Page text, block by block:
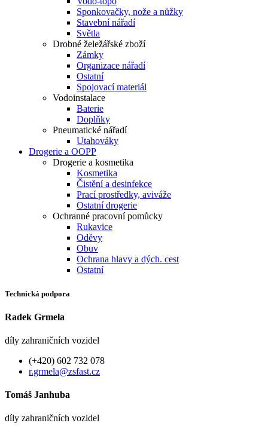
Sponkovačky, nože a nůžky
Stavební nářadí
Světla
Drobné želežářské zboží
Zámky
Organizace nářadí
Ostatní
Spojovací materiál
Vodoinstalace
Baterie
Doplňky
Pneumatické nářadí
Utahováky
Drogerie a OOPP
Drogerie a kosmetika
Kosmetika
Čistění a desinfekce
Prací prostředky, aviváže
Ostatní drogerie
Ochranné pracovní pomůcky
Rukavice
Oděvy
Obuv
Ochrana hlavy a dých. cest
Ostatní
Technická podpora
Radek Grmela
díly zahraničních vozidel
(+420) 602 732 078
r.grmela@zsfast.cz
Tomáš Janhuba
díly zahraničních vozidel